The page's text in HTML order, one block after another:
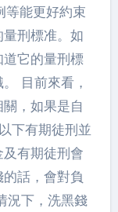
等能更好約束
刑標准。如
它的量刑標
目前來看，
，如果是自
下有期徒刑並
有期徒刑會
話，會對負
況下，洗黑錢